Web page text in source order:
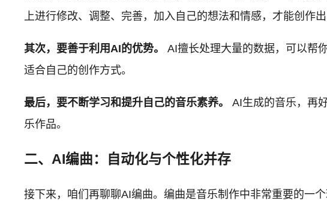
上进行修改、调整、完善，加入自己的想法和情感，才能创作
其次，要善于利用AI的优势。
AI擅长处理大量的数据，可以帮
适合自己的创作方式。
最后，要不断学习和提升自己的音乐素养。
AI生成的音乐，再
乐作品。
二、AI编曲：自动化与个性化并存
接下来，咱们再聊聊AI编曲。编曲是音乐制作中非常重要的一